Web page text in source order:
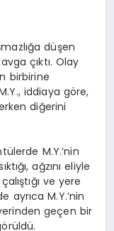
düşen
çıktı. Olay
birbirine
iddiaya göre,
diğerini
M.Y.’nin
ağzını eliyle
ve yere
ayrıca M.Y.’nin
geçen bir